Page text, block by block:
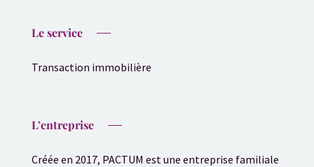
Le service
Transaction immobilière
L’entreprise
Créée en 2017, PACTUM est une entreprise familiale